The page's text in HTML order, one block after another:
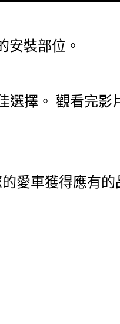
安裝部位。
選擇。 觀看完影
愛車獲得應有的